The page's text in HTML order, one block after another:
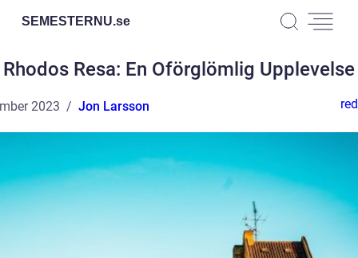
SEMESTERNU.se
Rhodos Resa: En Oförglömlig Upplevelse
2023 Jon Larsson